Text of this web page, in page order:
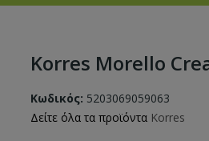
Korres Morello
Κωδικός: 5203069059063
Δείτε όλα τα προϊόντα Korres